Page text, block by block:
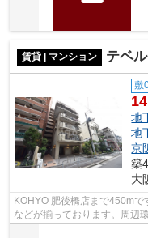
賃貸 | マンション テベ
敷
地
地
京
築
大
KOHYO 肥後橋店まで450m
などが揃っております。周辺
買い物も快適にできますね。